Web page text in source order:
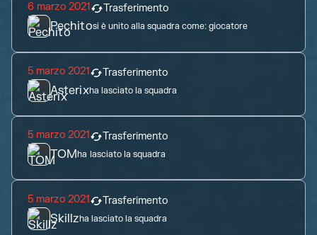
6 marzo 2021 Trasferimento
Pechitosi è unito alla squadra come:giocatore
5 marzo 2021 Trasferimento
Asterixha lasciato la squadra
5 marzo 2021 Trasferimento
TOMha lasciato la squadra
5 marzo 2021 Trasferimento
Skillzha lasciato la squadra